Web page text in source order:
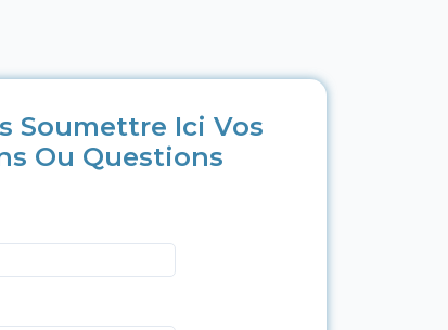
Soumettre Ici Vos
Ou Questions